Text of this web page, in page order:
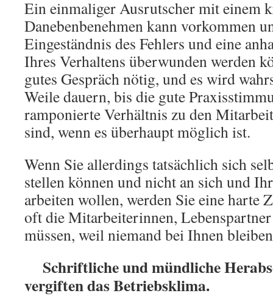
Ein einmaliger Ausrutscher mit einem
Danebenbenehmen kann vorkommen
Eingeständnis des Fehlers und eine
Ihres Verhaltens überwunden werden
gutes Gespräch nötig, und es wird
Weile dauern, bis die gute
ramponierte Verhältnis zu den
sind, wenn es überhaupt möglich ist.
Wenn Sie allerdings tatsächlich sich
stellen können und nicht an sich und
arbeiten wollen, werden Sie eine harte
oft die Mitarbeiterinnen,
müssen, weil niemand bei Ihnen
Schriftliche und mündliche
vergiften das Betriebsklima.